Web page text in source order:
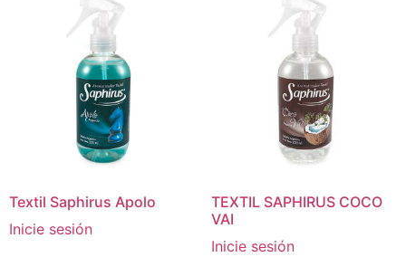
Textil Saphirus Apolo
Inicie sesión
TEXTIL SAPHIRUS COCO
VAI
Inicie sesión